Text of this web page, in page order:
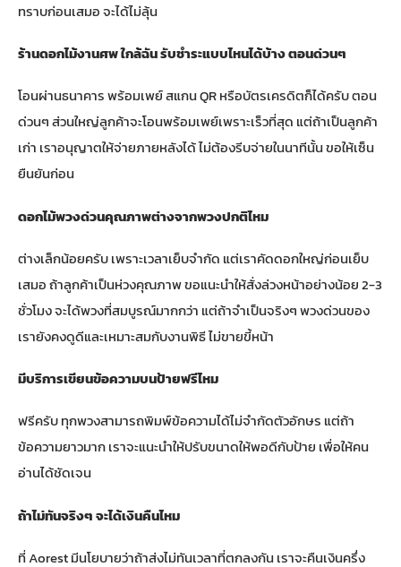
ทราบก่อนเสมอ จะได้ไม่ลุ้น
ร้านดอกไม้งานศพ ใกล้ฉัน รับชำระแบบไหนได้บ้าง ตอนด่วนๆ
โอนผ่านธนาคาร พร้อมเพย์ สแกน QR หรือบัตรเครดิตก็ได้ครับ ตอน
ด่วนๆ ส่วนใหญ่ลูกค้าจะโอนพร้อมเพย์เพราะเร็วที่สุด แต่ถ้าเป็นลูกค้า
เก่า เราอนุญาตให้จ่ายภายหลังได้ ไม่ต้องรีบจ่ายในนาทีนั้น ขอให้เซ็น
ยืนยันก่อน
ดอกไม้พวงด่วนคุณภาพต่างจากพวงปกติไหม
ต่างเล็กน้อยครับ เพราะเวลาเย็บจำกัด แต่เราคัดดอกใหญ่ก่อนเย็บ
เสมอ ถ้าลูกค้าเป็นห่วงคุณภาพ ขอแนะนำให้สั่งล่วงหน้าอย่างน้อย 2-3
ชั่วโมง จะได้พวงที่สมบูรณ์มากกว่า แต่ถ้าจำเป็นจริงๆ พวงด่วนของ
เรายังคงดูดีและเหมาะสมกับงานพิธี ไม่ขายขี้หน้า
มีบริการเขียนข้อความบนป้ายฟรีไหม
ฟรีครับ ทุกพวงสามารถพิมพ์ข้อความได้ไม่จำกัดตัวอักษร แต่ถ้า
ข้อความยาวมาก เราจะแนะนำให้ปรับขนาดให้พอดีกับป้าย เพื่อให้คน
อ่านได้ชัดเจน
ถ้าไม่ทันจริงๆ จะได้เงินคืนไหม
ที่ Aorest มีนโยบายว่าถ้าส่งไม่ทันเวลาที่ตกลงกัน เราจะคืนเงินครึ่ง